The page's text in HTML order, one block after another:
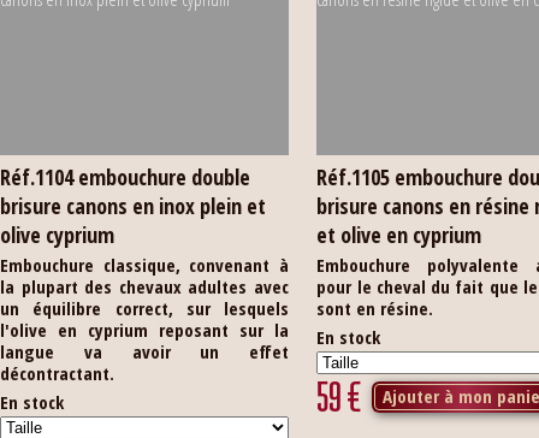
Réf.1104 embouchure double
brisure canons en inox plein et
olive cyprium
Embouchure classique, convenant à
la plupart des chevaux adultes avec
un équilibre correct, sur lesquels
l'olive en cyprium reposant sur la
langue va avoir un effet
décontractant.
En stock
Réf.1105 embouchure
brisure canons en résine
et olive en cyprium
Embouchure polyvalente
pour le cheval du fait que
sont en résine.
En stock
59€ Ajouter à mon